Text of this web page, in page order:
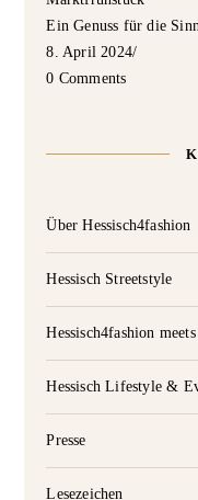
Ein Genuss für die
8. April 2024/
0 Comments
Über Hessisch4fashion
Hessisch Streetstyle
Hessisch4fashion meets
Hessisch Lifestyle &
Presse
Lesezeichen